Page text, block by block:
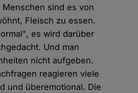
Menschen sind es von
Fleisch zu essen.
es wird darüber
Und man
nicht aufgeben.
reagieren viele
und überemotional. Die